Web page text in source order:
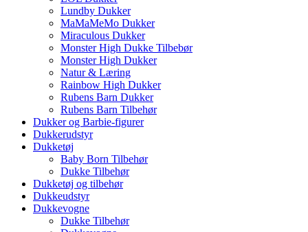
Lundby Dukker
MaMaMeMo Dukker
Miraculous Dukker
Monster High Dukke Tilbebør
Monster High Dukker
Natur & Læring
Rainbow High Dukker
Rubens Barn Dukker
Rubens Barn Tilbehør
Dukker og Barbie-figurer
Dukkerudstyr
Dukketøj
Baby Born Tilbehør
Dukke Tilbehør
Dukketøj og tilbehør
Dukkeudstyr
Dukkevogne
Dukke Tilbehør